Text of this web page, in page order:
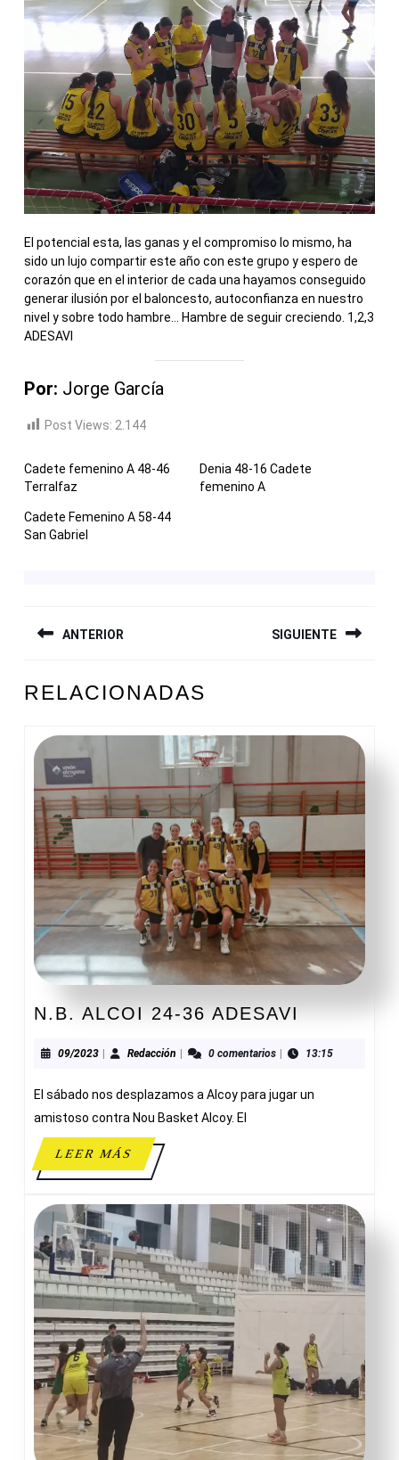
El potencial esta, las ganas y el compromiso lo mismo, ha
sido un lujo compartir este año con este grupo y espero de
corazón que en el interior de cada una hayamos conseguido
generar ilusión por el baloncesto, autoconfianza en nuestro
nivel y sobre todo hambre… Hambre de seguir creciendo. 1,2,3
ADESAVI
Por: Jorge García
Post Views: 2.144
Cadete femenino A 48-46
Terralfaz
Denia 48-16 Cadete
femenino A
Cadete Femenino A 58-44
San Gabriel
DE
ANTERIOR
anterior:
SIGUIENTE
entrada:
RELACIONADAS
N.B. ALCOI 24-36 ADESAVI
24-
ADESAVI
09/202309/2023Redacción Redacción0 comentarios 13:15
El sábado nos desplazamos a Alcoy para jugar un
amistoso contra Nou Basket Alcoy. El
LEER MÁSLEER
MÁS